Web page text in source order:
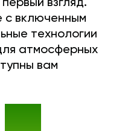
взгляд.
с включенным
технологии
атмосферных
вам